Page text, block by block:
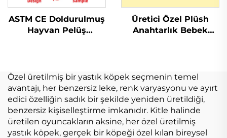
ASTM CE Doldurulmuş
Hayvan Pelüş
Oyuncak Satılık
Üretici Özel Plüsh
Anahtarlık Bebek
Bebek
Özel üretilmiş bir yastık köpek seçmenin temel
avantajı, her benzersiz leke, renk varyasyonu ve ayırt
edici özelliğin sadık bir şekilde yeniden üretildiği,
benzersiz kişiselleştirme imkanıdır. Kitle halinde
üretilen oyuncakların aksine, her özel üretilmiş
yastık köpek, gerçek bir köpeği özel kılan bireysel